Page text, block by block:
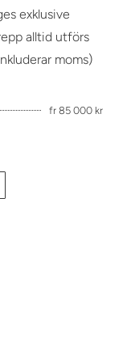
exklusive
alltid utförs
moms)
fr 85 000 kr